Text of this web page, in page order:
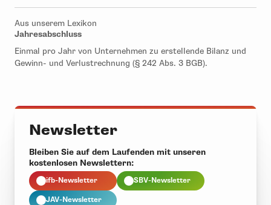
Aus unserem Lexikon
Jahresabschluss
Einmal pro Jahr von Unternehmen zu erstellende Bilanz und
Gewinn- und Verlustrechnung (§ 242 Abs. 3 BGB).
Newsletter
Bleiben Sie auf dem Laufenden mit unseren
kostenlosen Newslettern:
ifb-Newsletter SBV-Newsletter
JAV-Newsletter